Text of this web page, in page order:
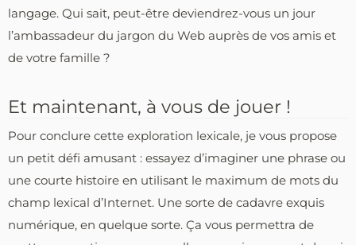
langage. Qui sait, peut-être deviendrez-vous un jour
l’ambassadeur du jargon du Web auprès de vos amis et
de votre famille ?
Et maintenant, à vous de jouer !
Pour conclure cette exploration lexicale, je vous propose
un petit défi amusant : essayez d’imaginer une phrase ou
une courte histoire en utilisant le maximum de mots du
champ lexical d’Internet. Une sorte de cadavre exquis
numérique, en quelque sorte. Ça vous permettra de